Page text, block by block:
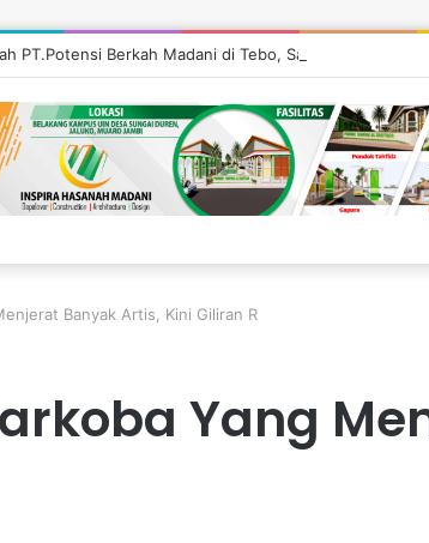
PT.Potensi Berkah Madani di Tebo, Salurkan Bantuan
Banyak Artis, Kini Giliran R
Yang